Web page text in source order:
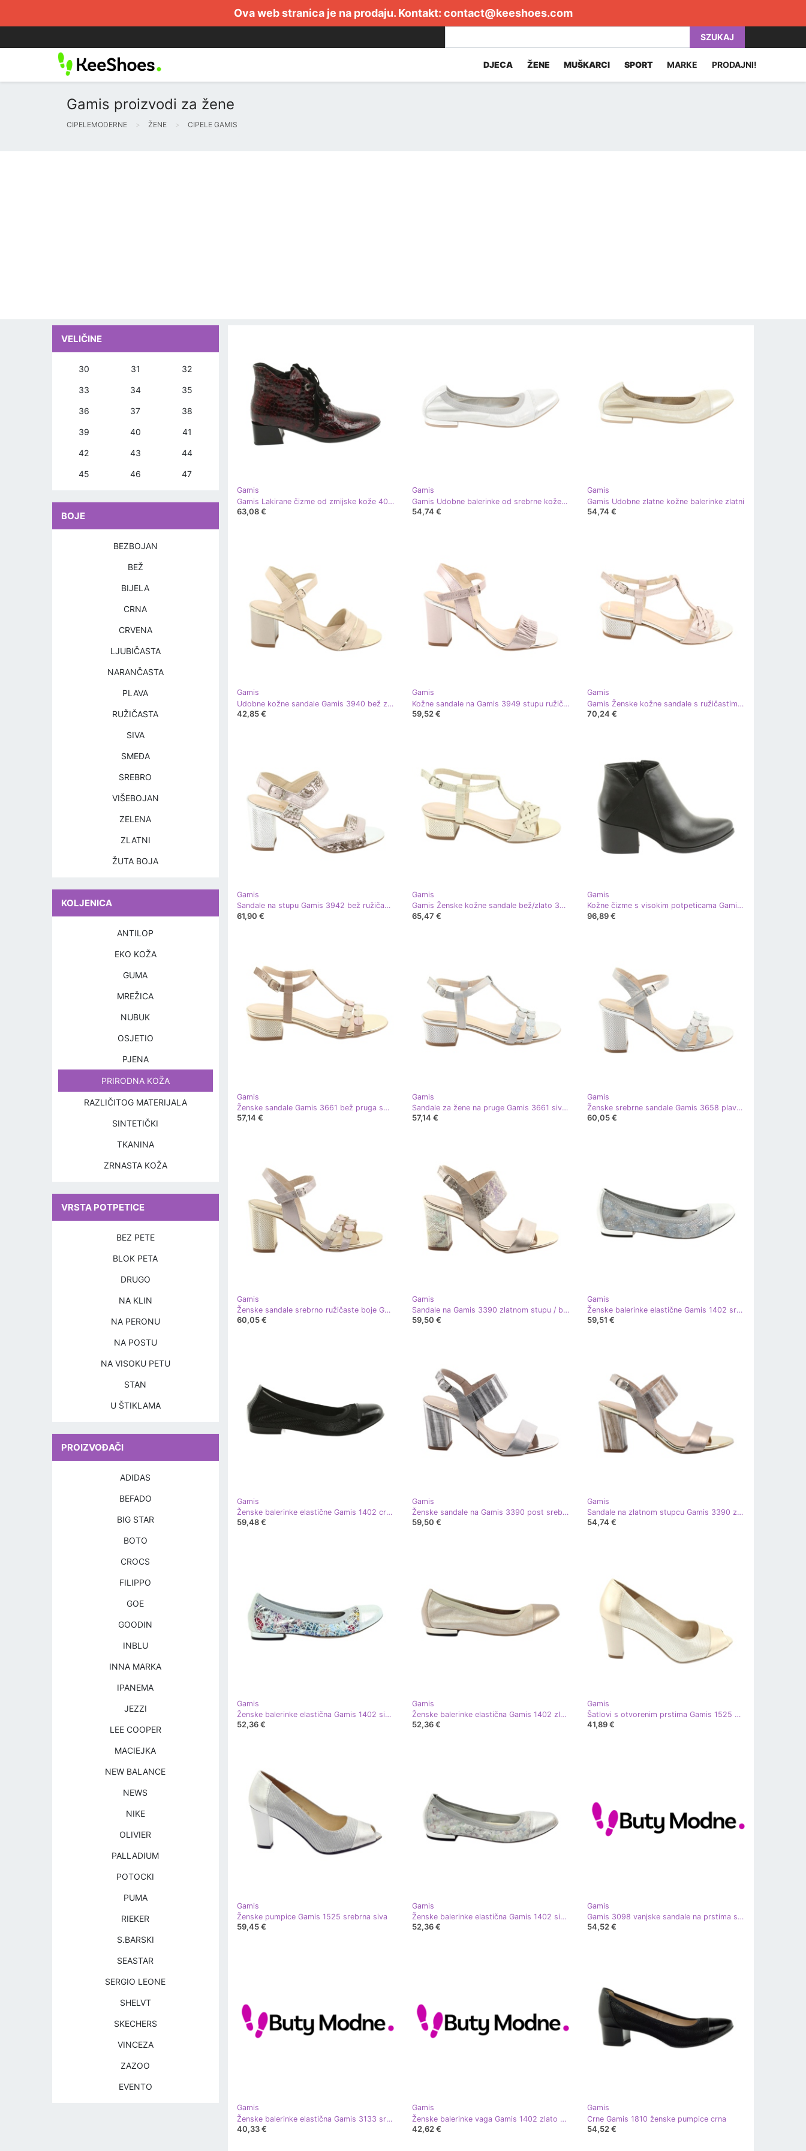
Ova web stranica je na prodaju. Kontakt: contact@keeshoes.com
SZUKAJ
DJECA ŽENE MUŠKARCI SPORT MARKE PRODAJNI!
Gamis proizvodi za žene
CIPELEMODERNE ŽENE CIPELE GAMIS
Gamis
Gamis Lakirane čizme od zmijske kože 4055 crna crvena
63,08 €
Gamis
Gamis Udobne balerinke od srebrne kože srebro siva
54,74 €
Gamis
Gamis Udobne zlatne kožne balerinke zlatni
54,74 €
Gamis
Udobne kožne sandale Gamis 3940 bež zlatni
42,85 €
Gamis
Kožne sandale na Gamis 3949 stupu ružičasta siva
59,52 €
Gamis
Gamis Ženske kožne sandale s ružičastim srebrom 39366 ružičasta
70,24 €
Gamis
Sandale na stupu Gamis 3942 bež ružičasta srebro
61,90 €
Gamis
Gamis Ženske kožne sandale bež/zlato 3936
65,47 €
Gamis
Kožne čizme s visokim potpeticama Gamis 3815 crna
96,89 €
Gamis
Ženske sandale Gamis 3661 bež pruga smeđa žuta boja
57,14 €
Gamis
Sandale za žene na pruge Gamis 3661 sivi biser siva
57,14 €
Gamis
Ženske srebrne sandale Gamis 3658 plava siva ružičasta
60,05 €
Gamis
Ženske sandale srebrno ružičaste boje Gamis 3658 siva žuta boja ružičasta
60,05 €
Gamis
Sandale na Gamis 3390 zlatnom stupu / benzinskom gmazu zlatni
59,50 €
Gamis
Ženske balerinke elastične Gamis 1402 srebrne plava
59,51 €
Gamis
Ženske balerinke elastične Gamis 1402 crne crna
59,48 €
Gamis
Ženske sandale na Gamis 3390 post srebro siva
59,50 €
Gamis
Sandale na zlatnom stupcu Gamis 3390 zlatni
54,74 €
Gamis
Ženske balerinke elastična Gamis 1402 siva višebojan
52,36 €
Gamis
Ženske balerinke elastična Gamis 1402 zlato zlatni
52,36 €
Gamis
Šatlovi s otvorenim prstima Gamis 1525 bež zlatni
41,89 €
Gamis
Ženske pumpice Gamis 1525 srebrna siva
59,45 €
Gamis
Ženske balerinke elastična Gamis 1402 siva višebojan
52,36 €
Gamis
Gamis 3098 vanjske sandale na prstima siva
54,52 €
Gamis
Ženske balerinke elastična Gamis 3133 srebrna siva
40,33 €
Gamis
Ženske balerinke vaga Gamis 1402 zlato smeđa žuta boja
42,62 €
Gamis
Crne Gamis 1810 ženske pumpice crna
54,52 €
VELIČINE
30 31 32
33 34 35
36 37 38
39 40 41
42 43 44
45 46 47
BOJE
BEZBOJAN
BEŽ
BIJELA
CRNA
CRVENA
LJUBIČASTA
NARANČASTA
PLAVA
RUŽIČASTA
SIVA
SMEĐA
SREBRO
VIŠEBOJAN
ZELENA
ZLATNI
ŽUTA BOJA
KOLJENICA
ANTILOP
EKO KOŽA
GUMA
MREŽICA
NUBUK
OSJETIO
PJENA
PRIRODNA KOŽA
RAZLIČITOG MATERIJALA
SINTETIČKI
TKANINA
ZRNASTA KOŽA
VRSTA POTPETICE
BEZ PETE
BLOK PETA
DRUGO
NA KLIN
NA PERONU
NA POSTU
NA VISOKU PETU
STAN
U ŠTIKLAMA
PROIZVOĐAČI
ADIDAS
BEFADO
BIG STAR
BOTO
CROCS
FILIPPO
GOE
GOODIN
INBLU
INNA MARKA
IPANEMA
JEZZI
LEE COOPER
MACIEJKA
NEW BALANCE
NEWS
NIKE
OLIVIER
PALLADIUM
POTOCKI
PUMA
RIEKER
S.BARSKI
SEASTAR
SERGIO LEONE
SHELVT
SKECHERS
VINCEZA
ZAZOO
EVENTO